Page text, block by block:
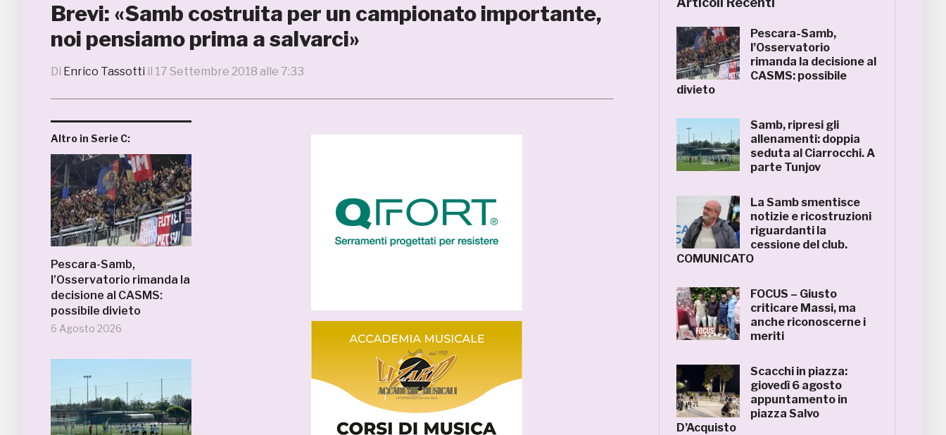
Brevi: «Samb costruita per un campionato importante,
noi pensiamo prima a salvarci»
Di Enrico Tassotti il 17 Settembre 2018 alle 7:33
Altro in Serie C:
Pescara-Samb,
l’Osservatorio rimanda la
decisione al CASMS:
possibile divieto
6 Agosto 2026
Pescara-Samb,
l’Osservatorio
rimanda la decisione al
CASMS: possibile
divieto
Samb, ripresi gli
allenamenti: doppia
seduta al Ciarrocchi. A
parte Tunjov
La Samb smentisce
notizie e ricostruzioni
riguardanti la
cessione del club.
COMUNICATO
FOCUS – Giusto
criticare Massi, ma
anche riconoscerne i
meriti
Scacchi in piazza:
giovedì 6 agosto
appuntamento in
piazza Salvo
D’Acquisto